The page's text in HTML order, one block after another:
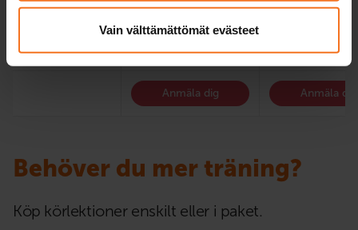
Vain välttämättömät evästeet
+
myndighetsavgifter
309 €
Anmäla dig Anmäla dig
Behöver du mer träning?
Köp körlektioner enskilt eller i paket.